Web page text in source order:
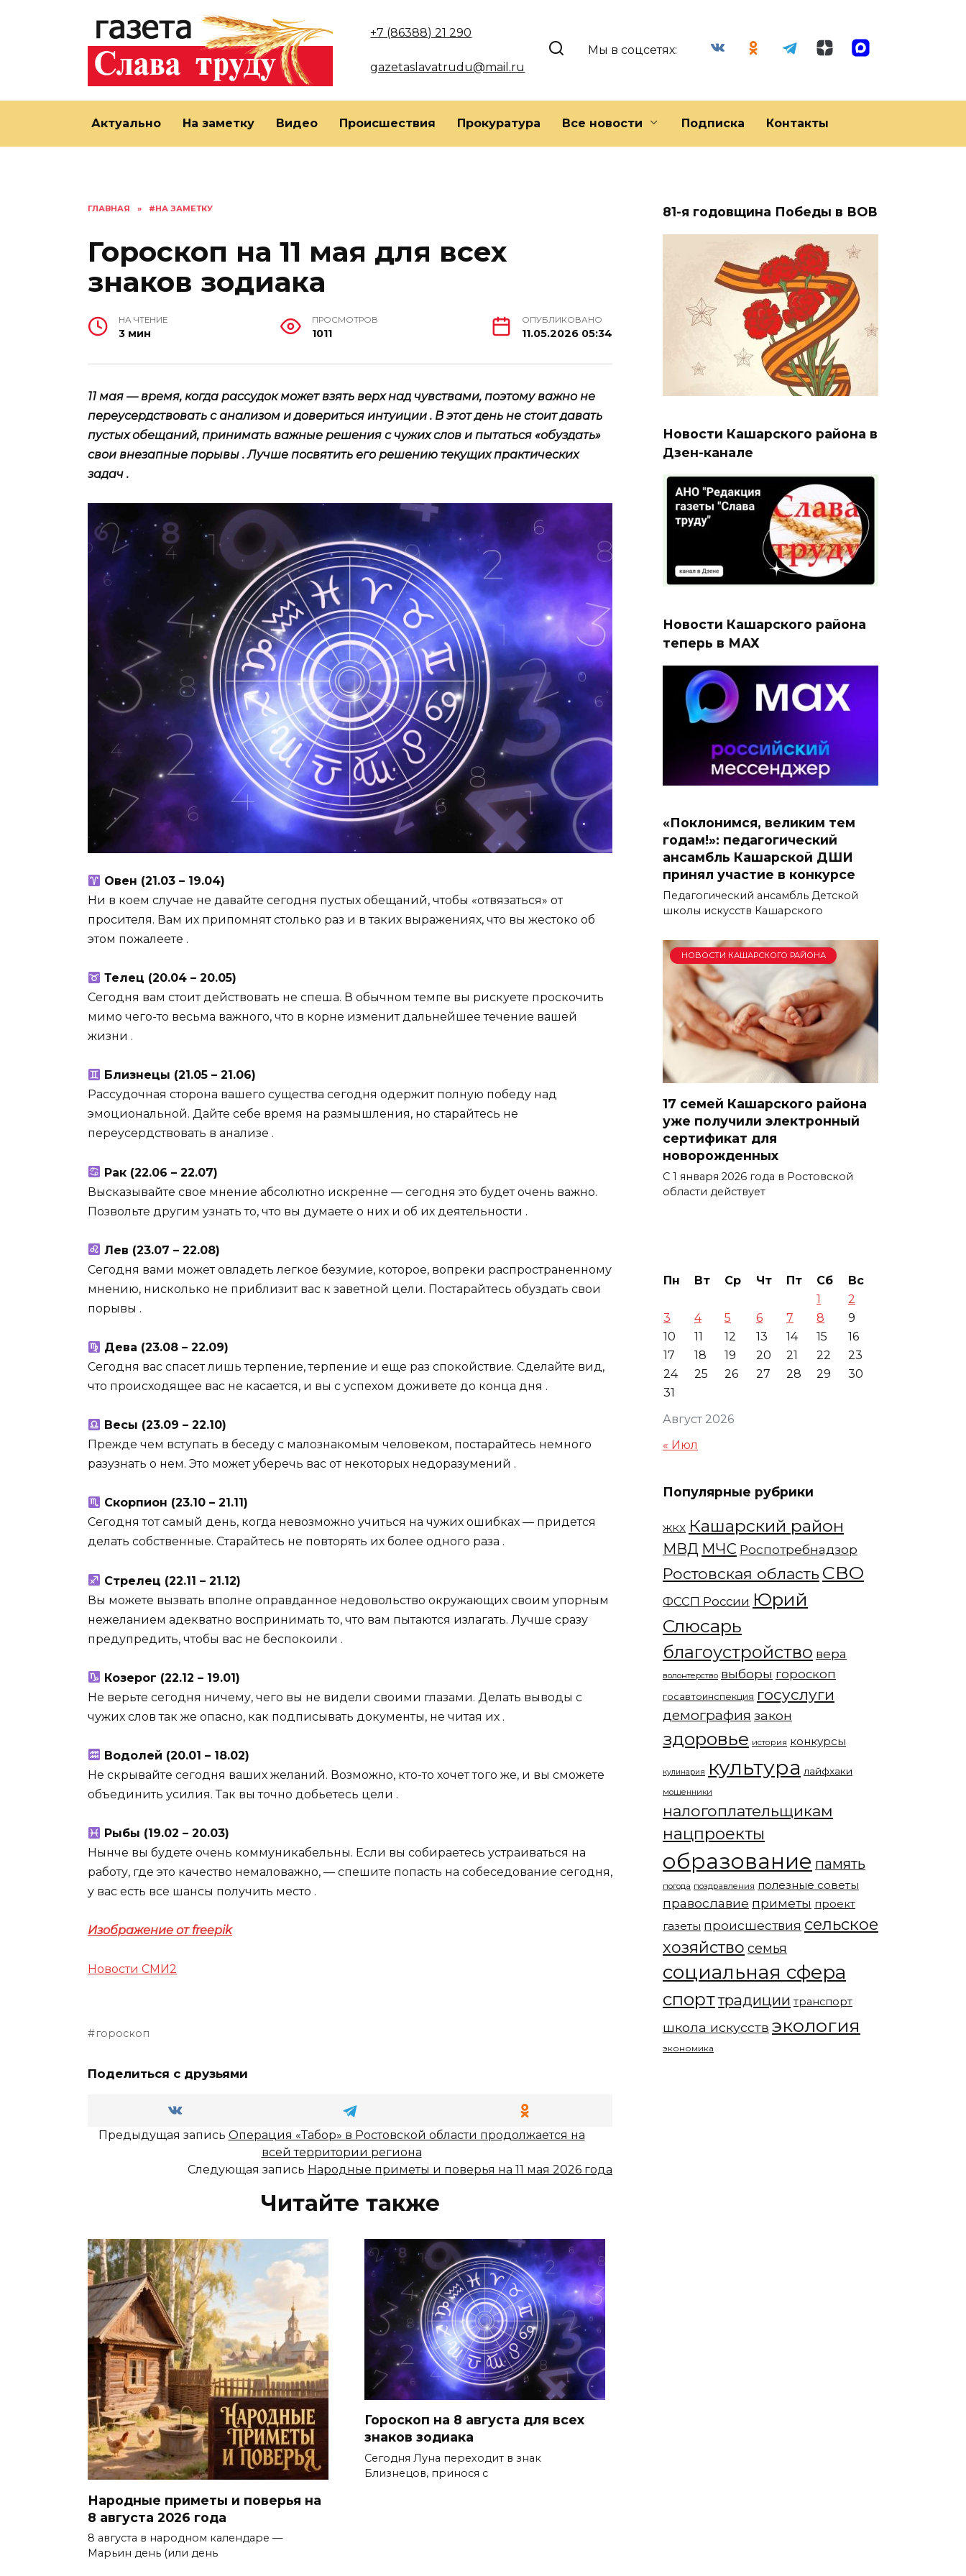
+7 (86388) 21 290
gazetaslavatrudu@mail.ru
Мы в соцсетях:
Актуально На заметку Видео Происшествия Прокуратура Все новости Подписка Контакты
ГЛАВНАЯ » #НА ЗАМЕТКУ
Гороскоп на 11 мая для всех
знаков зодиака
НА ЧТЕНИЕ
3 мин
ПРОСМОТРОВ
1011
ОПУБЛИКОВАНО
11.05.2026 05:34
11 мая — время, когда рассудок может взять верх над чувствами, поэтому важно не
переусердствовать с анализом и довериться интуиции . В этот день не стоит давать
пустых обещаний, принимать важные решения с чужих слов и пытаться «обуздать»
свои внезапные порывы . Лучше посвятить его решению текущих практических
задач .
Овен (21.03 – 19.04)
Ни в коем случае не давайте сегодня пустых обещаний, чтобы «отвязаться» от
просителя. Вам их припомнят столько раз и в таких выражениях, что вы жестоко об
этом пожалеете .
Телец (20.04 – 20.05)
Сегодня вам стоит действовать не спеша. В обычном темпе вы рискуете проскочить
мимо чего-то весьма важного, что в корне изменит дальнейшее течение вашей
жизни .
Близнецы (21.05 – 21.06)
Рассудочная сторона вашего существа сегодня одержит полную победу над
эмоциональной. Дайте себе время на размышления, но старайтесь не
переусердствовать в анализе .
Рак (22.06 – 22.07)
Высказывайте свое мнение абсолютно искренне — сегодня это будет очень важно.
Позвольте другим узнать то, что вы думаете о них и об их деятельности .
Лев (23.07 – 22.08)
Сегодня вами может овладеть легкое безумие, которое, вопреки распространенному
мнению, нисколько не приблизит вас к заветной цели. Постарайтесь обуздать свои
порывы .
Дева (23.08 – 22.09)
Сегодня вас спасет лишь терпение, терпение и еще раз спокойствие. Сделайте вид,
что происходящее вас не касается, и вы с успехом доживете до конца дня .
Весы (23.09 – 22.10)
Прежде чем вступать в беседу с малознакомым человеком, постарайтесь немного
разузнать о нем. Это может уберечь вас от некоторых недоразумений .
Скорпион (23.10 – 21.11)
Сегодня тот самый день, когда невозможно учиться на чужих ошибках — придется
делать собственные. Старайтесь не повторять их более одного раза .
Стрелец (22.11 – 21.12)
Вы можете вызвать вполне оправданное недовольство окружающих своим упорным
нежеланием адекватно воспринимать то, что вам пытаются излагать. Лучше сразу
предупредить, чтобы вас не беспокоили .
Козерог (22.12 – 19.01)
Не верьте сегодня ничему, чего вы не видели своими глазами. Делать выводы с
чужих слов так же опасно, как подписывать документы, не читая их .
Водолей (20.01 – 18.02)
Не скрывайте сегодня ваших желаний. Возможно, кто-то хочет того же, и вы сможете
объединить усилия. Так вы точно добьетесь цели .
Рыбы (19.02 – 20.03)
Нынче вы будете очень коммуникабельны. Если вы собираетесь устраиваться на
работу, где это качество немаловажно, — спешите попасть на собеседование сегодня,
у вас есть все шансы получить место .
Изображение от freepik
Новости СМИ2
гороскоп
Поделиться с друзьями
Предыдущая запись Операция «Табор» в Ростовской области продолжается на
всей территории региона
Следующая запись Народные приметы и поверья на 11 мая 2026 года
Читайте также
Народные приметы и поверья на
8 августа 2026 года
8 августа в народном календаре —
Марьин день (или день
Гороскоп на 8 августа для всех
знаков зодиака
Сегодня Луна переходит в знак
Близнецов, принося с
81-я годовщина Победы в ВОВ
Новости Кашарского района в
Дзен-канале
Новости Кашарского района
теперь в МАХ
«Поклонимся, великим тем
годам!»: педагогический
ансамбль Кашарской ДШИ
принял участие в конкурсе
Педагогический ансамбль Детской
школы искусств Кашарского
НОВОСТИ КАШАРСКОГО РАЙОНА
17 семей Кашарского района
уже получили электронный
сертификат для
новорожденных
С 1 января 2026 года в Ростовской
области действует
Август 2026
Пн Вт Ср Чт Пт Сб
Вс
1
2
3
4 5 6 7 8
9
10
11 12 13 14 15
16
17
18 19 20 21 22
23
24
25 26 27 28 29
30
31
« Июл
Популярные рубрики
ЖКХ Кашарский район
МВД МЧС Роспотребнадзор
Ростовская область СВО
ФССП России Юрий
Слюсарь
благоустройство вера
волонтерство выборы гороскоп
госавтоинспекция госуслуги
демография закон
здоровье история конкурсы
кулинария культура лайфхаки
мошенники
налогоплательщикам
нацпроекты
образование память
погода поздравления полезные советы
православие приметы проект
газеты происшествия сельское
хозяйство семья
социальная сфера
спорттрадиции транспорт
школа искусств экология
экономика